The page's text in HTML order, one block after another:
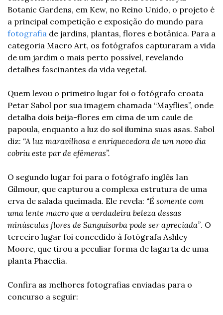
Botanic Gardens, em Kew, no Reino Unido, o projeto é
fotografia de jardins, plantas, flores e botânica. Para a
categoria Macro Art, os fotógrafos capturaram a vida
de um jardim o mais perto possível, revelando
detalhes fascinantes da vida vegetal.
Quem levou o primeiro lugar foi o fotógrafo croata
Petar Sabol por sua imagem chamada “Mayflies”, onde
detalha dois beija-flores em cima de um caule de
papoula, enquanto a luz do sol ilumina suas asas. Sabol
diz: “A luz maravilhosa e enriquecedora de um novo dia
cobriu este par de efêmeras”.
O segundo lugar foi para o fotógrafo inglês Ian
Gilmour, que capturou a complexa estrutura de uma
erva de salada queimada. Ele revela: “É somente com
uma lente macro que a verdadeira beleza dessas
minúsculas flores de Sanguisorba pode ser apreciada”. O
terceiro lugar foi concedido à fotógrafa Ashley
Moore, que tirou a peculiar forma de lagarta de uma
planta Phacelia.
Confira as melhores fotografias enviadas para o
concurso a seguir: